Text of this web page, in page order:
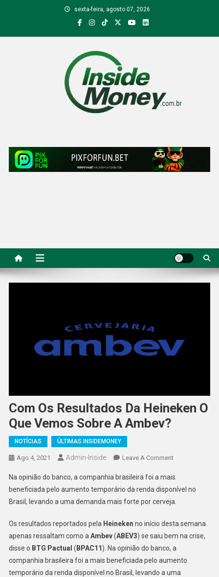
sexta-feira, agosto 07, 2026
Inside Money
Com Os Resultados Da Heineken O
Que Vemos Sobre A Ambev?
NOTÍCIAS ÚLTIMAS INSIDEMONEY
Ago 4, 2021 Admin-Inside Leave A CommentOn
Os
Resultados
Da
O
Que
Vemos
Sobre
A
Na opinião do banco, a companhia brasileira foi a mais
beneficiada pelo aumento temporário da renda disponível no
Brasil, levando a uma demanda mais forte por cerveja.
Os resultados reportados pela Heineken no início desta semana
apenas ressaltam como a Ambev(ABEV3) se saiu bem na crise,
disse o BTG Pactual ( BPAC11 ). Na opinião do banco, a
companhia brasileira foi a mais beneficiada pelo aumento
temporário da renda disponível no Brasil, levando a uma